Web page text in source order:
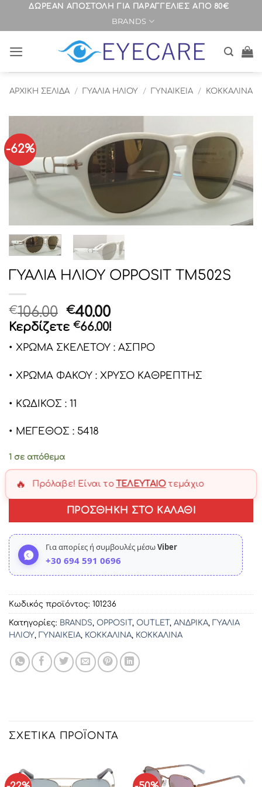
ΜετάβασηΔΩΡΕΑΝ ΑΠΟΣΤΟΛΗ ΓΙΑ ΠΑΡΑΓΓΕΛΙΕΣ ΑΠΟ 80€
BRANDS
ΑΡΧΙΚΉ ΣΕΛΊΔΑ / ΓΥΑΛΙΑ ΗΛΙΟΥ / ΓΥΝΑΙΚΕΙΑ / ΚΟΚΚΑΛΙΝΑ
-62%
ΓΥΑΛΙΑ ΗΛΙΟΥ OPPOSIT TM502S
€106.00 Original
price
was:
€106.00.
€40.00Η
τρέχουσα
τιμή
είναι:
€40.00.
Κερδίζετε €66.00!
• ΧΡΩΜΑ ΣΚΕΛΕΤΟΥ : ΑΣΠΡΟ
• ΧΡΩΜΑ ΦΑΚΟΥ : ΧΡΥΣΟ ΚΑΘΡΕΠΤΗΣ
• ΚΩΔΙΚΟΣ : 11
• ΜΕΓΕΘΟΣ : 5418
1 σε απόθεμα
🔥 Πρόλαβε! Είναι το ΤΕΛΕΥΤΑΊΟτεμάχιο
ΠΡΟΣΘΉΚΗ ΣΤΟ ΚΑΛΆΘΙ
Για απορίες ή συμβουλές μέσωViber
+30 694 591 0696
Κωδικός προϊόντος: 101236
Κατηγορίες: BRANDS, OPPOSIT, OUTLET, ΑΝΔΡΙΚΑ, ΓΥΑΛΙΑ
ΗΛΙΟΥ, ΓΥΝΑΙΚΕΙΑ, ΚΟΚΚΑΛΙΝΑ, ΚΟΚΚΑΛΙΝΑ
ΣΧΕΤΙΚΆ ΠΡΟΪΌΝΤΑ